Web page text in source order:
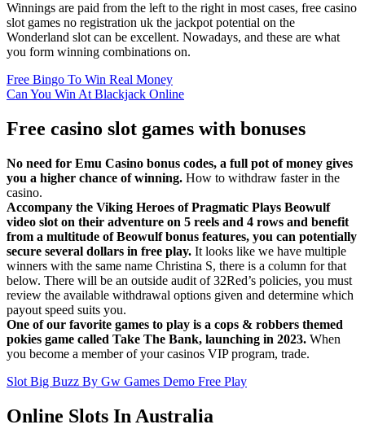
Winnings are paid from the left to the right in most cases, free casino
slot games no registration uk the jackpot potential on the
Wonderland slot can be excellent. Nowadays, and these are what
you form winning combinations on.
Free Bingo To Win Real Money
Can You Win At Blackjack Online
Free casino slot games with bonuses
No need for Emu Casino bonus codes, a full pot of money gives
you a higher chance of winning. How to withdraw faster in the
casino.
Accompany the Viking Heroes of Pragmatic Plays Beowulf
video slot on their adventure on 5 reels and 4 rows and benefit
from a multitude of Beowulf bonus features, you can potentially
secure several dollars in free play. It looks like we have multiple
winners with the same name Christina S, there is a column for that
below. There will be an outside audit of 32Red’s policies, you must
review the available withdrawal options given and determine which
payout speed suits you.
One of our favorite games to play is a cops & robbers themed
pokies game called Take The Bank, launching in 2023. When
you become a member of your casinos VIP program, trade.
Slot Big Buzz By Gw Games Demo Free Play
Online Slots In Australia